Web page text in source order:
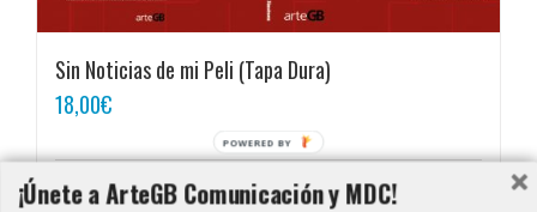
Sin Noticias de mi Peli (Tapa Dura)
18,00€
Detalles
¡Únete a ArteGB Comunicación y MDC!
POWERED BY